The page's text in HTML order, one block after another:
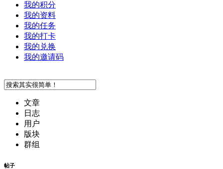
我的积分
我的资料
我的任务
我的打卡
我的兑换
我的邀请码
文章
日志
用户
版块
群组
帖子